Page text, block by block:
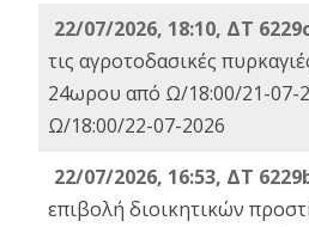
22/07/2026, 18:10, ΔΤ
τις αγροτοδασικές
24ωρου από Ω/18:00/21-07-
Ω/18:00/22-07-2026
22/07/2026, 16:53, ΔΤ
επιβολή διοικητικών